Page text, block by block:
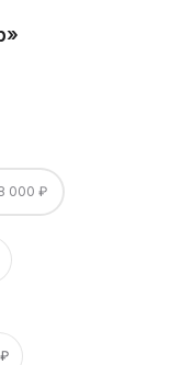
000 ₽